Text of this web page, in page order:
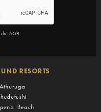
die AGB
RESORTS
Beach